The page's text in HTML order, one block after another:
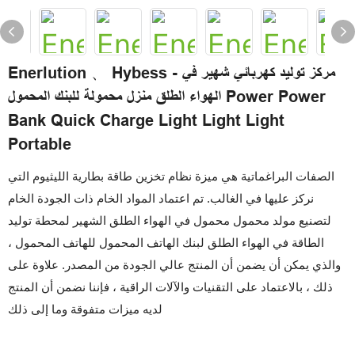
Enerlution 、 Hybess - مركز توليد كهربائي شهير في
الهواء الطلق منزل محمولة للبنك المحمول Power Power
Bank Quick Charge Light Light Light
Portable
الصفات البراغماتية هي ميزة نظام تخزين طاقة بطارية الليثيوم التي
نركز عليها في الغالب. تم اعتماد المواد الخام ذات الجودة الخام
لتصنيع مولد محمول محمول في الهواء الطلق الشهير لمحطة توليد
الطاقة في الهواء الطلق لبنك الهاتف المحمول للهاتف المحمول ،
والذي يمكن أن يضمن أن المنتج عالي الجودة من المصدر. علاوة على
ذلك ، بالاعتماد على التقنيات والآلات الراقية ، فإننا نضمن أن المنتج
لديه ميزات متفوقة وما إلى ذلك